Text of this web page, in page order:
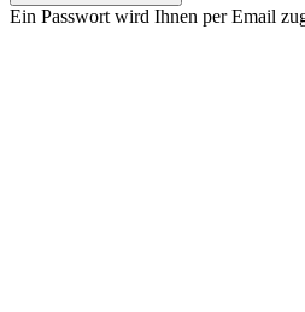
Ein Passwort wird Ihnen per Email